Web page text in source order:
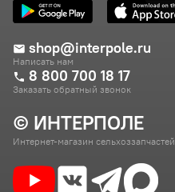
© ИНТЕРПОЛЕ
Интернет-магазин сельхоззапчастей
shop@interpole.ru
Написать нам
8 800 700 18 17
Заказать обратный звонок